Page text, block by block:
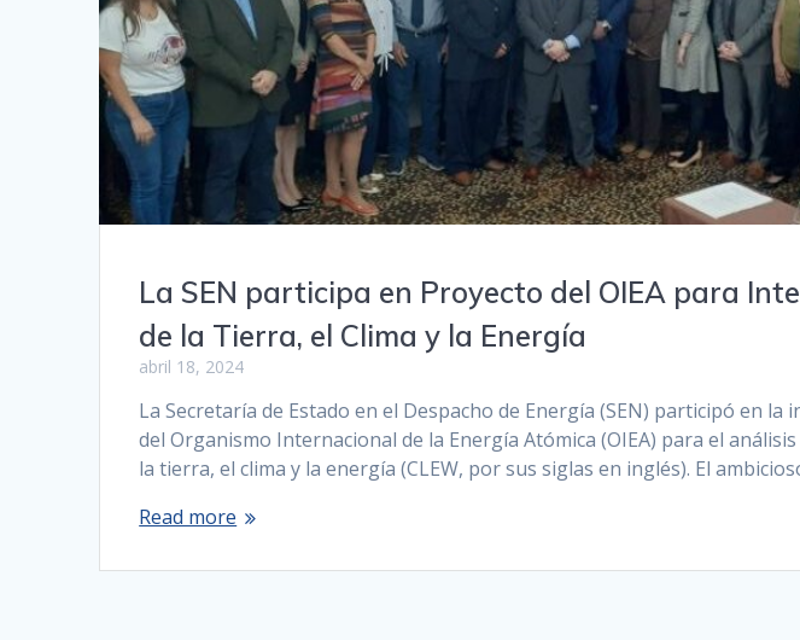
La SEN participa en Proyecto del OIEA para
de la Tierra, el Clima y la Energía
abril 18, 2024
La Secretaría de Estado en el Despacho de Energía (SEN) participó en
del Organismo Internacional de la Energía Atómica (OIEA) para el
la tierra, el clima y la energía (CLEW, por sus siglas en inglés). El
Read more